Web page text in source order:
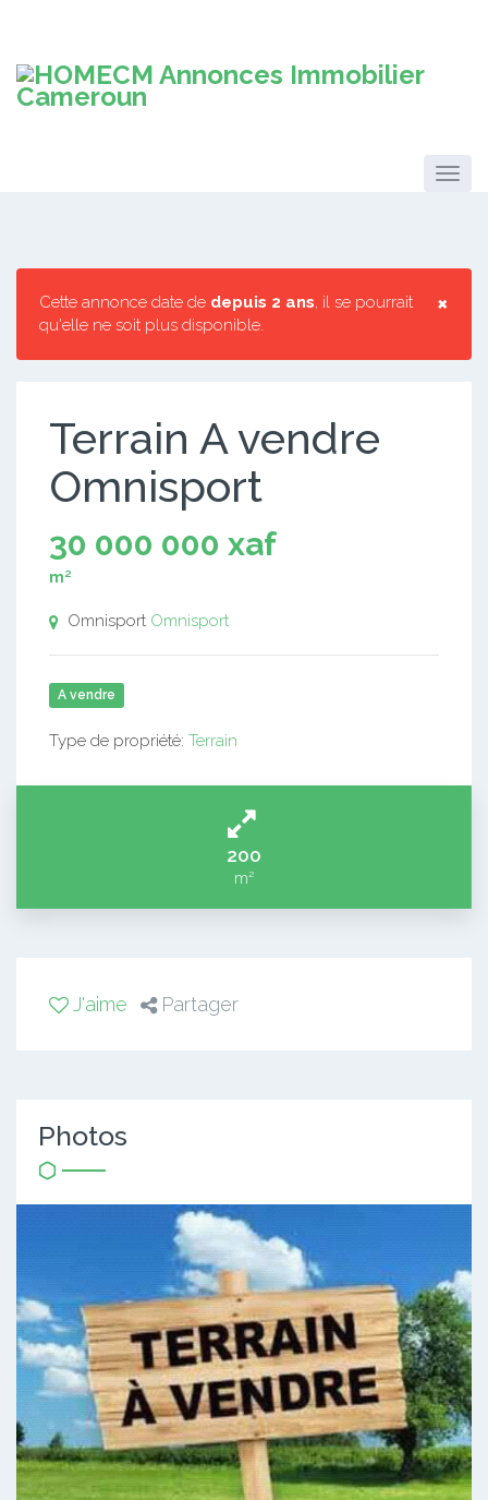
×
Cette annonce date de depuis 2 ans, il se pourrait
qu'elle ne soit plus disponible.
Terrain A vendre
Omnisport
30 000 000 xaf
m²
Omnisport Omnisport
A vendre
Type de propriété: Terrain
200
m²
J'aime Partager
Photos